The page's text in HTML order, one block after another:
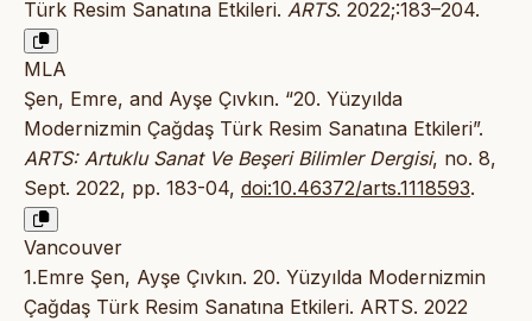
Türk Resim Sanatına Etkileri. ARTS. 2022;:183–204.
MLA
Şen, Emre, and Ayşe Çıvkın. “20. Yüzyılda
Modernizmin Çağdaş Türk Resim Sanatına Etkileri”.
ARTS: Artuklu Sanat Ve Beşeri Bilimler Dergisi, no. 8,
Sept. 2022, pp. 183-04, doi:10.46372/arts.1118593.
Vancouver
1.Emre Şen, Ayşe Çıvkın. 20. Yüzyılda Modernizmin
Çağdaş Türk Resim Sanatına Etkileri. ARTS. 2022